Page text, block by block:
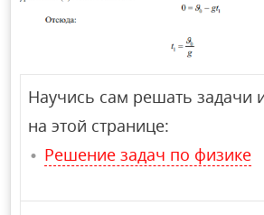
Научись сам решать задачи
на этой странице:
Решение задач по физике